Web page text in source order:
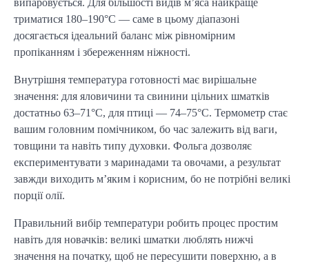
випаровується. Для більшості видів м’яса найкраще
триматися 180–190°C — саме в цьому діапазоні
досягається ідеальний баланс між рівномірним
пропіканням і збереженням ніжності.
Внутрішня температура готовності має вирішальне
значення: для яловичини та свинини цільних шматків
достатньо 63–71°C, для птиці — 74–75°C. Термометр стає
вашим головним помічником, бо час залежить від ваги,
товщини та навіть типу духовки. Фольга дозволяє
експериментувати з маринадами та овочами, а результат
завжди виходить м’яким і корисним, бо не потрібні великі
порції олії.
Правильний вибір температури робить процес простим
навіть для новачків: великі шматки люблять нижчі
значення на початку, щоб не пересушити поверхню, а в